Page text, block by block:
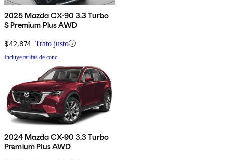
2025 Mazda CX-90 3.3 Turbo
S Premium Plus AWD
$42,874 Trato justo
Incluye tarifas de conc.
2024 Mazda CX-90 3.3 Turbo
Premium Plus AWD